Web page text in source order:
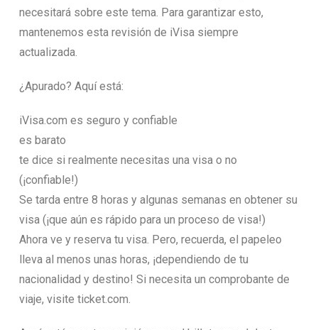
necesitará sobre este tema. Para garantizar esto,
mantenemos esta revisión de iVisa siempre
actualizada.
¿Apurado? Aquí está:
iVisa.com es seguro y confiable
es barato
te dice si realmente necesitas una visa o no
(¡confiable!)
Se tarda entre 8 horas y algunas semanas en obtener su
visa (¡que aún es rápido para un proceso de visa!)
Ahora ve y reserva tu visa. Pero, recuerda, el papeleo
lleva al menos unas horas, ¡dependiendo de tu
nacionalidad y destino! Si necesita un comprobante de
viaje, visite ticket.com.